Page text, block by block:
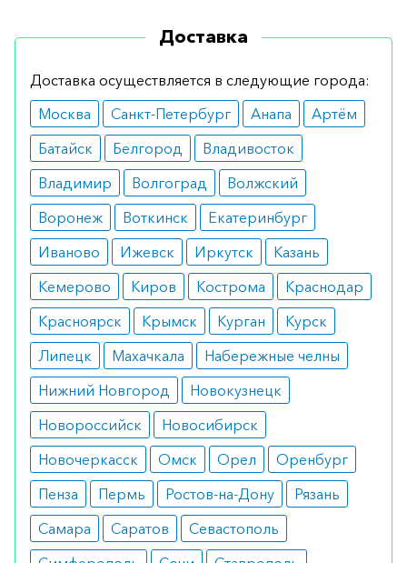
лимфогранулематозе.
Противопоказания
Возможными противопоказаниями являются
период беременности и лактации.
Побочные эффекты
Соблюдение дозировки подготовка пациента
снижают риск развития побочных симптомов. У
некоторых пациентов отмечается анемия,
лейкопения, а также выраженная усталость с
головокружениями.
Режим дозирования
Дозировка препарата напрямую зависит от
стадии развития патологии, наличия или
отсутствия метастаз, а также от чувствительности
пациента к препарату. Также учитывается ранее
проведенная химотерапия и ее результаты.
Особые указания
Доставка
Доставка осуществляется в следующие города:
Москва
Санкт-Петербург Анапа
Артём
Батайск
Белгород
Владивосток
Владимир
Волгоград
Волжский
Воронеж
Воткинск
Екатеринбург
Иваново
Ижевск Иркутск
Казань
Кемерово
Киров Кострома
Краснодар
Красноярск
Крымск Курган
Курск
Липецк
Махачкала
Набережные челны
Нижний Новгород
Новокузнецк
Новороссийск
Новосибирск
Новочеркасск
Омск Орел
Оренбург
Пенза
Пермь Ростов-на-Дону
Рязань
Самара
Саратов
Севастополь